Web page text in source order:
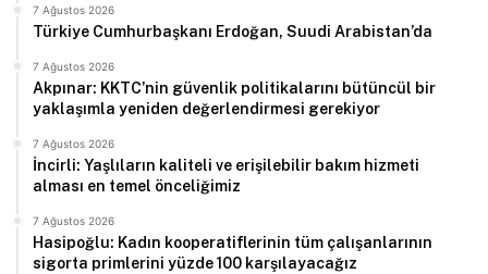
7 Ağustos 2026
Türkiye Cumhurbaşkanı Erdoğan, Suudi Arabistan’da
7 Ağustos 2026
Akpınar: KKTC’nin güvenlik politikalarını bütüncül bir
yaklaşımla yeniden değerlendirmesi gerekiyor
7 Ağustos 2026
İncirli: Yaşlıların kaliteli ve erişilebilir bakım hizmeti
alması en temel önceliğimiz
7 Ağustos 2026
Hasipoğlu: Kadın kooperatiflerinin tüm çalışanlarının
sigorta primlerini yüzde 100 karşılayacağız